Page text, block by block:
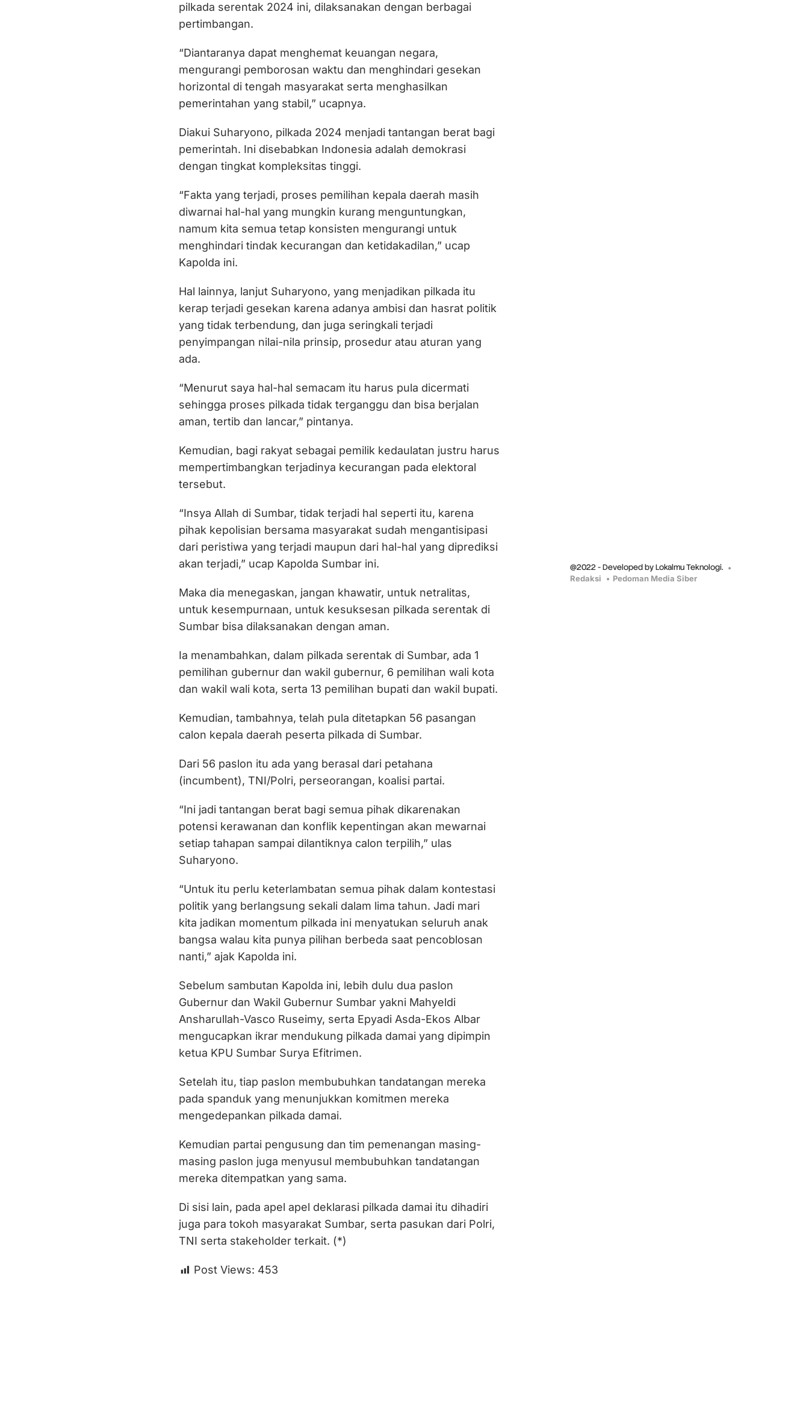
pilkada serentak 2024 ini, dilaksanakan dengan berbagai
pertimbangan.
“Diantaranya dapat menghemat keuangan negara,
mengurangi pemborosan waktu dan menghindari gesekan
horizontal di tengah masyarakat serta menghasilkan
pemerintahan yang stabil,” ucapnya.
Diakui Suharyono, pilkada 2024 menjadi tantangan berat bagi
pemerintah. Ini disebabkan Indonesia adalah demokrasi
dengan tingkat kompleksitas tinggi.
“Fakta yang terjadi, proses pemilihan kepala daerah masih
diwarnai hal-hal yang mungkin kurang menguntungkan,
namum kita semua tetap konsisten mengurangi untuk
menghindari tindak kecurangan dan ketidakadilan,” ucap
Kapolda ini.
Hal lainnya, lanjut Suharyono, yang menjadikan pilkada itu
kerap terjadi gesekan karena adanya ambisi dan hasrat politik
yang tidak terbendung, dan juga seringkali terjadi
penyimpangan nilai-nila prinsip, prosedur atau aturan yang
ada.
“Menurut saya hal-hal semacam itu harus pula dicermati
sehingga proses pilkada tidak terganggu dan bisa berjalan
aman, tertib dan lancar,” pintanya.
Kemudian, bagi rakyat sebagai pemilik kedaulatan justru harus
mempertimbangkan terjadinya kecurangan pada elektoral
tersebut.
“Insya Allah di Sumbar, tidak terjadi hal seperti itu, karena
pihak kepolisian bersama masyarakat sudah mengantisipasi
dari peristiwa yang terjadi maupun dari hal-hal yang diprediksi
akan terjadi,” ucap Kapolda Sumbar ini.
Maka dia menegaskan, jangan khawatir, untuk netralitas,
untuk kesempurnaan, untuk kesuksesan pilkada serentak di
Sumbar bisa dilaksanakan dengan aman.
Ia menambahkan, dalam pilkada serentak di Sumbar, ada 1
pemilihan gubernur dan wakil gubernur, 6 pemilihan wali kota
dan wakil wali kota, serta 13 pemilihan bupati dan wakil bupati.
Kemudian, tambahnya, telah pula ditetapkan 56 pasangan
calon kepala daerah peserta pilkada di Sumbar.
Dari 56 paslon itu ada yang berasal dari petahana
(incumbent), TNI/Polri, perseorangan, koalisi partai.
“Ini jadi tantangan berat bagi semua pihak dikarenakan
potensi kerawanan dan konflik kepentingan akan mewarnai
setiap tahapan sampai dilantiknya calon terpilih,” ulas
Suharyono.
“Untuk itu perlu keterlambatan semua pihak dalam kontestasi
politik yang berlangsung sekali dalam lima tahun. Jadi mari
kita jadikan momentum pilkada ini menyatukan seluruh anak
bangsa walau kita punya pilihan berbeda saat pencoblosan
nanti,” ajak Kapolda ini.
Sebelum sambutan Kapolda ini, lebih dulu dua paslon
Gubernur dan Wakil Gubernur Sumbar yakni Mahyeldi
Ansharullah-Vasco Ruseimy, serta Epyadi Asda-Ekos Albar
mengucapkan ikrar mendukung pilkada damai yang dipimpin
ketua KPU Sumbar Surya Efitrimen.
Setelah itu, tiap paslon membubuhkan tandatangan mereka
pada spanduk yang menunjukkan komitmen mereka
mengedepankan pilkada damai.
Kemudian partai pengusung dan tim pemenangan masing-
masing paslon juga menyusul membubuhkan tandatangan
mereka ditempatkan yang sama.
Di sisi lain, pada apel apel deklarasi pilkada damai itu dihadiri
juga para tokoh masyarakat Sumbar, serta pasukan dari Polri,
TNI serta stakeholder terkait. (*)
Post Views: 453
@2022 - Developed by Lokalmu Teknologi.
Redaksi Pedoman Media Siber